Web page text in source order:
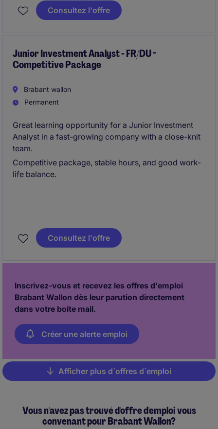
competitive environment, building and maintaining
strong relationships with key accounts is a critical
Consultez l'offre
Junior Investment Analyst - FR/DU -
Competitive Package
Brabant wallon
Permanent
Great learning opportunity for a Junior Investment
Analyst in a fast-growing company with a close-knit
team.
Competitive package, stable hours, and good work-
life balance.
Consultez l'offre
Inscrivez-vous et recevez les offres d'emploi
Brabant Wallon dès leur parution directement
dans votre boite mail.
Créer une alerte emploi
Pagination
Afficher plus d´offres d´emploi
Vous n'avez pas trouvé d'offre d'emploi vous
convenant pour Brabant Wallon?